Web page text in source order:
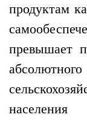
продуктам
превышает